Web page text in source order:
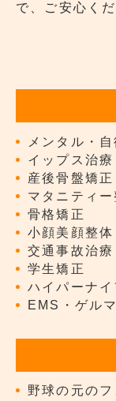
で、ご安心く
メンタル・
イップス治療
産後骨盤矯正
マタニティー
骨格矯正
小顔美顔整体
交通事故治療
学生矯正
ハイパーナイ
EMS・ゲル
野球の元の